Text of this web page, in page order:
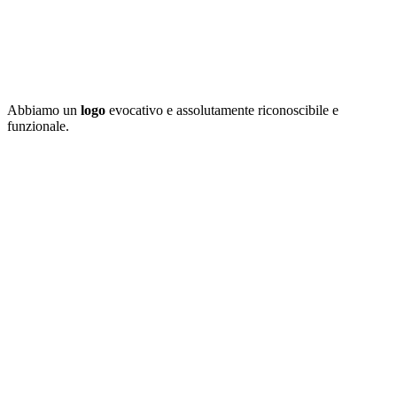
Abbiamo un logo evocativo e assolutamente riconoscibile e
funzionale.